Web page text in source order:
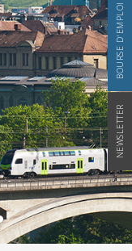
BOURSE D'EMPLOI
NEWSLETTER